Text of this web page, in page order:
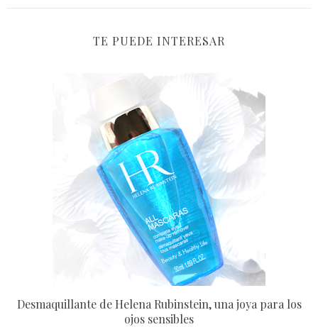
TE PUEDE INTERESAR
Desmaquillante de Helena Rubinstein, una joya para los
ojos sensibles